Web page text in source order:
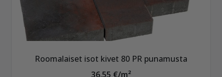
Roomalaiset isot kivet 80 PR punamusta
36,55 €/m²